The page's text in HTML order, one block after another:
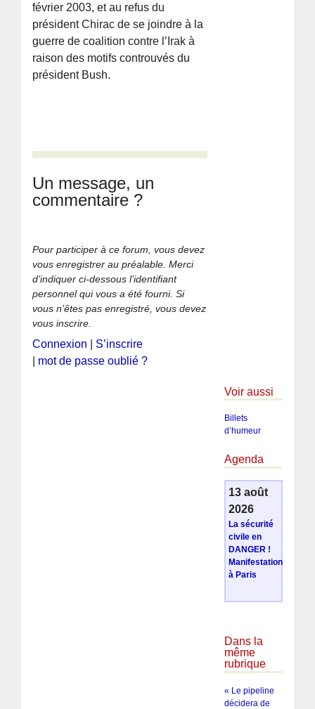
février 2003, et au refus du
président Chirac de se joindre à la
guerre de coalition contre l’Irak à
raison des motifs controuvés du
président Bush.
Un message, un
commentaire ?
Pour participer à ce forum, vous devez
vous enregistrer au préalable. Merci
d’indiquer ci-dessous l’identifiant
personnel qui vous a été fourni. Si
vous n’êtes pas enregistré, vous devez
vous inscrire.
Connexion
S’inscrire
mot de passe oublié ?
Voir aussi
Billets
d’humeur
Agenda
13 août
2026
La sécurité
civile en
DANGER !
Manifestation
à Paris
Dans la
même
rubrique
« Le pipeline
décidera de